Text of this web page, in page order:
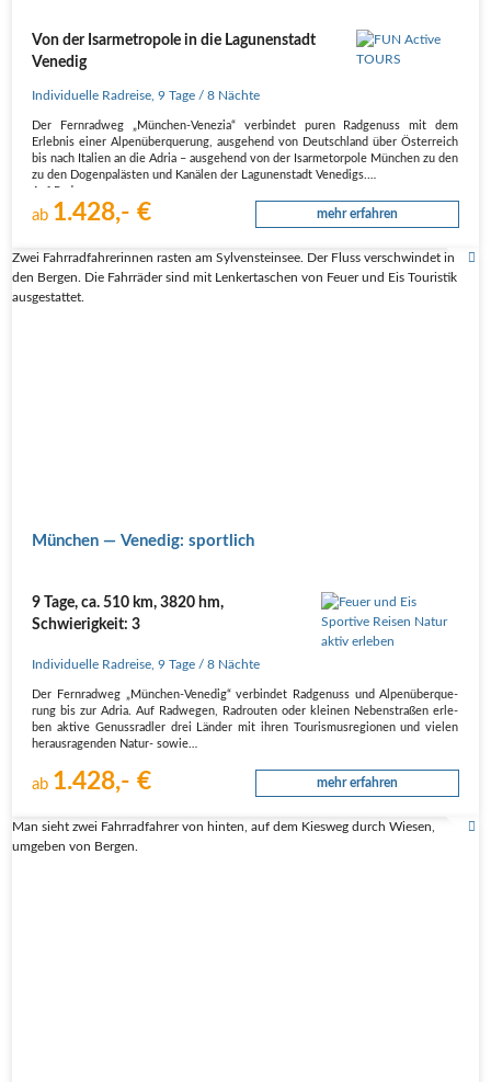
Von der Isarmetropole in die Lagunenstadt
Venedig
Individuelle Radreise ,9 Tage / 8 Nächte
Der Fernradweg „München-Venezia“ verbindet puren Radgenuss mit dem
Erlebnis einer Alpenüberquerung, ausgehend von Deutschland über Österreich
bis nach Italien an die Adria – ausgehend von der Isarmetorpole München zu den
zu den Dogenpalästen und Kanälen der Lagunenstadt Venedigs.
ab 1.428,- € mehr erfahren
Zwei Fahrradfahrerinnen rasten am Sylvensteinsee. Der Fluss verschwindet in
den Bergen. Die Fahrräder sind mit Lenkertaschen von Feuer und Eis Touristik
ausgestattet.
Mün­chen — Vene­dig: sportlich
9 Tage, ca. 510 km, 3820 hm,
Schwierigkeit: 3
Individuelle Radreise ,9 Tage / 8 Nächte
Der Fern­rad­weg „Mün­chen-Vene­dig“ ver­bin­det Rad­ge­nuss und Alpen­über­que­
rung bis zur Adria. Auf Rad­we­gen, Rad­rou­ten oder klei­nen Neben­stra­ßen erle­
ben akti­ve Genuss­rad­ler drei Län­der mit ihren Tou­ris­mus­re­gio­nen und vie­len
her­aus­ra­gen­den Natur- sowie…
ab 1.428,- € mehr erfahren
Man sieht zwei Fahrradfahrer von hinten, auf dem Kiesweg durch Wiesen,
umgeben von Bergen.